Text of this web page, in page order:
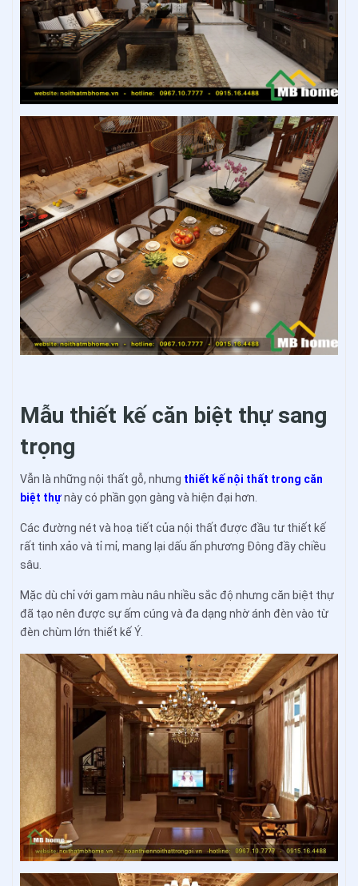
Mẫu thiết kế căn biệt thự sang
trọng
Vẫn là những nội thất gỗ, nhưng thiết kế nội thất trong căn
biệt thựnày có phần gọn gàng và hiện đại hơn.
Các đường nét và hoạ tiết của nội thất được đầu tư thiết kế
rất tinh xảo và tỉ mỉ, mang lại dấu ấn phương Đông đầy chiều
sâu.
Mặc dù chỉ với gam màu nâu nhiều sắc độ nhưng căn biệt thự
đã tạo nên được sự ấm cúng và đa dạng nhờ ánh đèn vào từ
đèn chùm lớn thiết kế Ý.